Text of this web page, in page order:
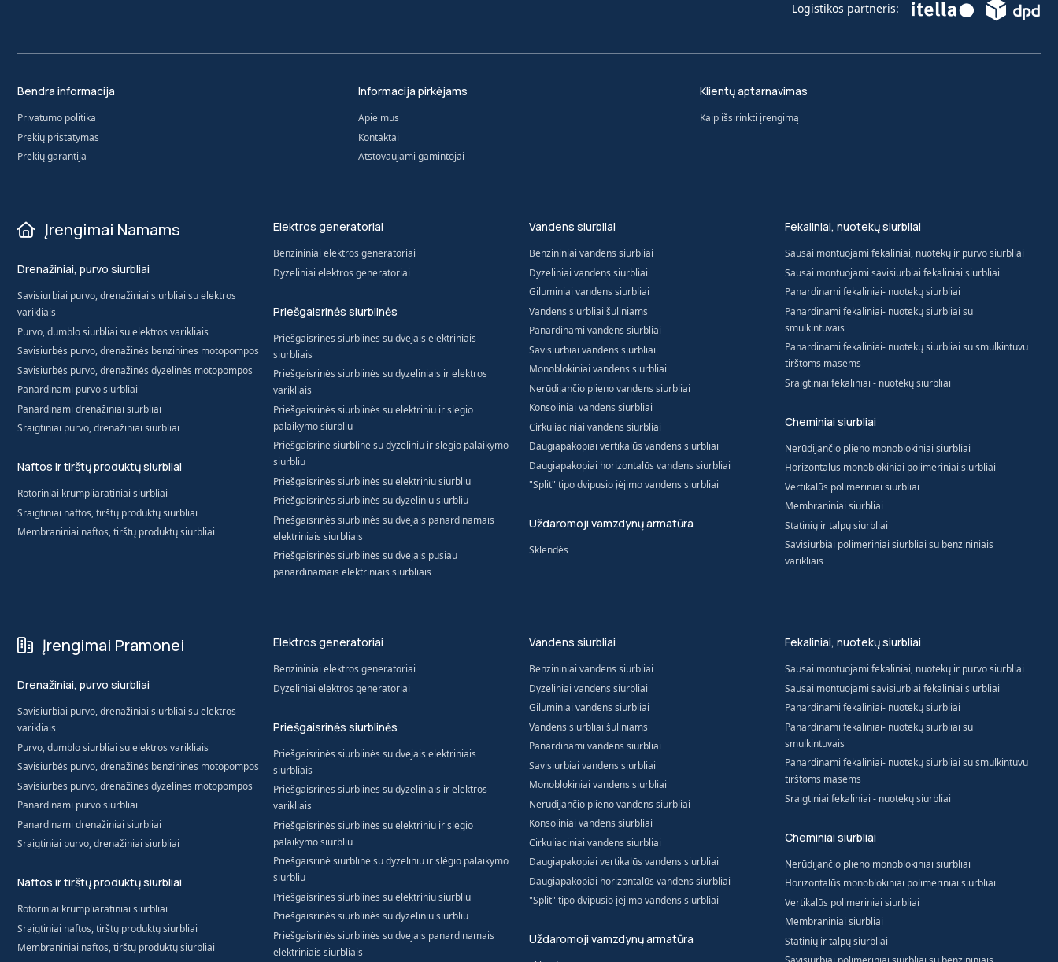
Logistikos partneris:
Bendra informacija
Privatumo politika
Prekių pristatymas
Prekių garantija
Informacija pirkėjams
Apie mus
Kontaktai
Atstovaujami gamintojai
Klientų aptarnavimas
Kaip išsirinkti įrengimą
Įrengimai Namams Elektros generatoriai
Benzininiai elektros generatoriai
Dyzeliniai elektros generatoriai
Vandens siurbliai
Benzininiai vandens siurbliai
Dyzeliniai vandens siurbliai
Giluminiai vandens siurbliai
Vandens siurbliai šuliniams
Panardinami vandens siurbliai
Savisiurbiai vandens siurbliai
Monoblokiniai vandens siurbliai
Nerūdijančio plieno vandens siurbliai
Konsoliniai vandens siurbliai
Cirkuliaciniai vandens siurbliai
Daugiapakopiai vertikalūs vandens siurbliai
Daugiapakopiai horizontalūs vandens siurbliai
"Split" tipo dvipusio įėjimo vandens siurbliai
Fekaliniai, nuotekų siurbliai
Sausai montuojami fekaliniai, nuotekų ir purvo siurbliai
Sausai montuojami savisiurbiai fekaliniai siurbliai
Panardinami fekaliniai- nuotekų siurbliai
Panardinami fekaliniai- nuotekų siurbliai su
smulkintuvais
Panardinami fekaliniai- nuotekų siurbliai su smulkintuvu
tirštoms masėms
Sraigtiniai fekaliniai - nuotekų siurbliai
Drenažiniai, purvo siurbliai
Savisiurbiai purvo, drenažiniai siurbliai su elektros
varikliais
Purvo, dumblo siurbliai su elektros varikliais
Savisiurbės purvo, drenažinės benzininės motopompos
Savisiurbės purvo, drenažinės dyzelinės motopompos
Panardinami purvo siurbliai
Panardinami drenažiniai siurbliai
Sraigtiniai purvo, drenažiniai siurbliai
Priešgaisrinės siurblinės
Priešgaisrinės siurblinės su dvejais elektriniais
siurbliais
Priešgaisrinės siurblinės su dyzeliniais ir elektros
varikliais
Priešgaisrinės siurblinės su elektriniu ir slėgio
palaikymo siurbliu
Priešgaisrinė siurblinė su dyzeliniu ir slėgio palaikymo
siurbliu
Priešgaisrinės siurblinės su elektriniu siurbliu
Priešgaisrinės siurblinės su dyzeliniu siurbliu
Priešgaisrinės siurblinės su dvejais panardinamais
elektriniais siurbliais
Priešgaisrinės siurblinės su dvejais pusiau
panardinamais elektriniais siurbliais
Cheminiai siurbliai
Nerūdijančio plieno monoblokiniai siurbliai
Horizontalūs monoblokiniai polimeriniai siurbliai
Vertikalūs polimeriniai siurbliai
Membraniniai siurbliai
Statinių ir talpų siurbliai
Savisiurbiai polimeriniai siurbliai su benzininiais
varikliais
Naftos ir tirštų produktų siurbliai
Rotoriniai krumpliaratiniai siurbliai
Sraigtiniai naftos, tirštų produktų siurbliai
Membraniniai naftos, tirštų produktų siurbliai
Uždaromoji vamzdynų armatūra
Sklendės
Įrengimai Pramonei Elektros generatoriai
Benzininiai elektros generatoriai
Dyzeliniai elektros generatoriai
Vandens siurbliai
Benzininiai vandens siurbliai
Dyzeliniai vandens siurbliai
Giluminiai vandens siurbliai
Vandens siurbliai šuliniams
Panardinami vandens siurbliai
Savisiurbiai vandens siurbliai
Monoblokiniai vandens siurbliai
Nerūdijančio plieno vandens siurbliai
Konsoliniai vandens siurbliai
Cirkuliaciniai vandens siurbliai
Daugiapakopiai vertikalūs vandens siurbliai
Daugiapakopiai horizontalūs vandens siurbliai
"Split" tipo dvipusio įėjimo vandens siurbliai
Fekaliniai, nuotekų siurbliai
Sausai montuojami fekaliniai, nuotekų ir purvo siurbliai
Sausai montuojami savisiurbiai fekaliniai siurbliai
Panardinami fekaliniai- nuotekų siurbliai
Panardinami fekaliniai- nuotekų siurbliai su
smulkintuvais
Panardinami fekaliniai- nuotekų siurbliai su smulkintuvu
tirštoms masėms
Sraigtiniai fekaliniai - nuotekų siurbliai
Drenažiniai, purvo siurbliai
Savisiurbiai purvo, drenažiniai siurbliai su elektros
varikliais
Purvo, dumblo siurbliai su elektros varikliais
Savisiurbės purvo, drenažinės benzininės motopompos
Savisiurbės purvo, drenažinės dyzelinės motopompos
Panardinami purvo siurbliai
Panardinami drenažiniai siurbliai
Sraigtiniai purvo, drenažiniai siurbliai
Priešgaisrinės siurblinės
Priešgaisrinės siurblinės su dvejais elektriniais
siurbliais
Priešgaisrinės siurblinės su dyzeliniais ir elektros
varikliais
Priešgaisrinės siurblinės su elektriniu ir slėgio
palaikymo siurbliu
Priešgaisrinė siurblinė su dyzeliniu ir slėgio palaikymo
siurbliu
Priešgaisrinės siurblinės su elektriniu siurbliu
Priešgaisrinės siurblinės su dyzeliniu siurbliu
Priešgaisrinės siurblinės su dvejais panardinamais
elektriniais siurbliais
Cheminiai siurbliai
Nerūdijančio plieno monoblokiniai siurbliai
Horizontalūs monoblokiniai polimeriniai siurbliai
Vertikalūs polimeriniai siurbliai
Membraniniai siurbliai
Statinių ir talpų siurbliai
Naftos ir tirštų produktų siurbliai
Rotoriniai krumpliaratiniai siurbliai
Sraigtiniai naftos, tirštų produktų siurbliai
Membraniniai naftos, tirštų produktų siurbliai
Uždaromoji vamzdynų armatūra